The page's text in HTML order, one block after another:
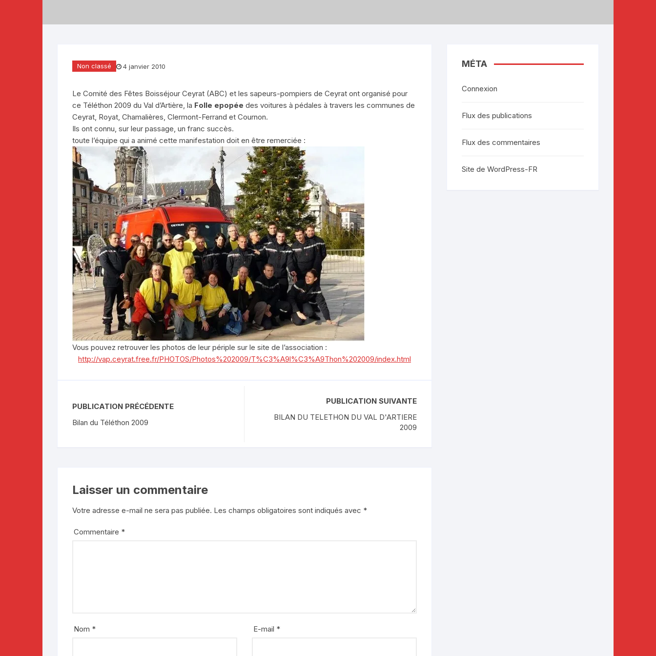
Téléthon 2017
Non classé 4 janvier 2010
Le Comité des Fêtes Boisséjour Ceyrat (ABC) et les sapeurs-pompiers de Ceyrat ont organisé pour
ce Téléthon 2009 du Val d’Artière, la Folle epopée des voitures à pédales à travers les communes de
Ceyrat, Royat, Chamalières, Clermont-Ferrand et Cournon.
Ils ont connu, sur leur passage, un franc succès.
toute l’équipe qui a animé cette manifestation doit en être remerciée :
Vous pouvez retrouver les photos de leur périple sur le site de l’association :
http://vap.ceyrat.free.fr/PHOTOS/Photos%202009/T%C3%A9l%C3%A9Thon%202009/index.html
PUBLICATION PRÉCÉDENTE
Bilan du Téléthon 2009
PUBLICATION SUIVANTE
BILAN DU TELETHON DU VAL D'ARTIERE
2009
Laisser un commentaire
Votre adresse e-mail ne sera pas publiée. Les champs obligatoires sont indiqués avec *
Commentaire *
Nom * E-mail *
MÉTA
Connexion
Flux des publications
Flux des commentaires
Site de WordPress-FR